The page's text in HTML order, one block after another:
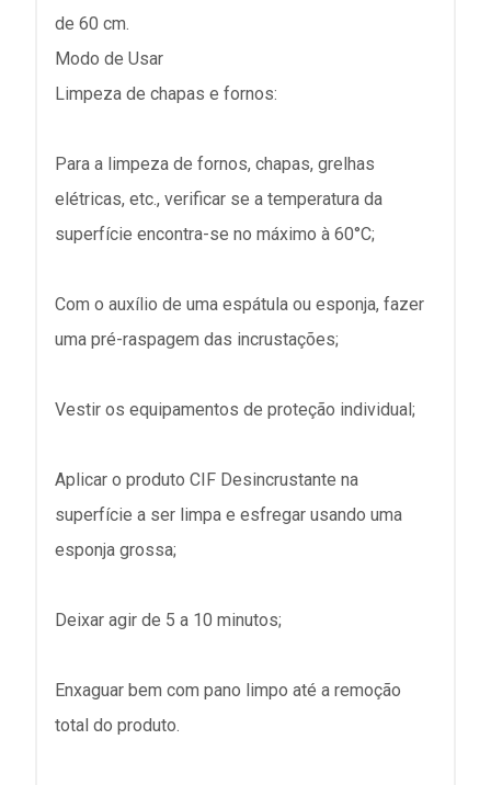
de 60 cm.
Modo de Usar
Limpeza de chapas e fornos:
Para a limpeza de fornos, chapas, grelhas
elétricas, etc., verificar se a temperatura da
superfície encontra-se no máximo à 60°C;
Com o auxílio de uma espátula ou esponja, fazer
uma pré-raspagem das incrustações;
Vestir os equipamentos de proteção individual;
Aplicar o produto CIF Desincrustante na
superfície a ser limpa e esfregar usando uma
esponja grossa;
Deixar agir de 5 a 10 minutos;
Enxaguar bem com pano limpo até a remoção
total do produto.